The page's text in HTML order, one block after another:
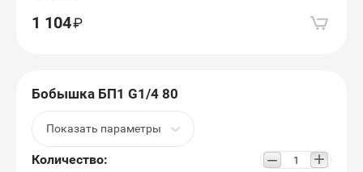
1 104
Бобышка БП1 G1/4 80
Показать параметры
Количество: − +